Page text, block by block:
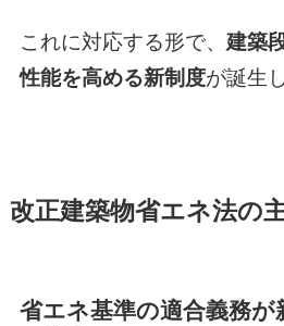
これに対応する形で、 建築
性能を高める新制度が誕生
改正建築物省エネ法の
省エネ基準の適合義務が